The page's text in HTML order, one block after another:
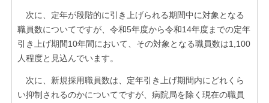
次に、定年が段階的に引き上げられる期間中に対象となる
職員数についてですが、令和5年度から令和14年度までの定年
引き上げ期間10年間において、その対象となる職員数は1,100
人程度と見込んでいます。
次に、新規採用職員数は、定年引き上げ期間内にどれくら
い抑制されるのかについてですが、病院局を除く現在の職員